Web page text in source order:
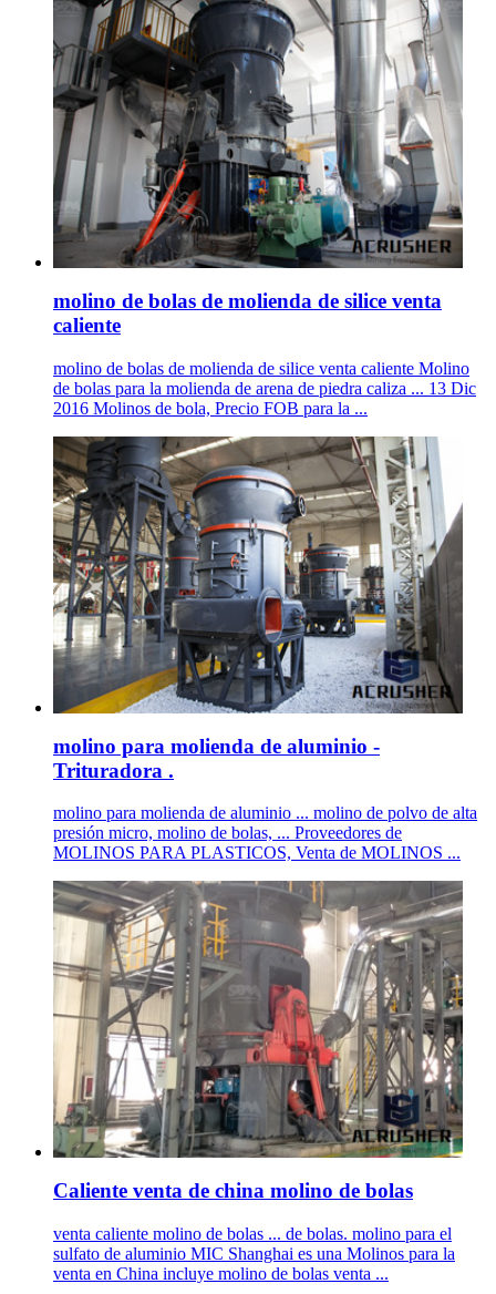
molino de bolas de molienda de silice venta
caliente
molino de bolas de molienda de silice venta caliente Molino
de bolas para la molienda de arena de piedra caliza ... 13 Dic
2016 Molinos de bola, Precio FOB para la ...
molino para molienda de aluminio -
Trituradora .
molino para molienda de aluminio ... molino de polvo de alta
presión micro, molino de bolas, ... Proveedores de
MOLINOS PARA PLASTICOS, Venta de MOLINOS ...
Caliente venta de china molino de bolas
venta caliente molino de bolas ... de bolas. molino para el
sulfato de aluminio MIC Shanghai es una Molinos para la
venta en China incluye molino de bolas venta ...